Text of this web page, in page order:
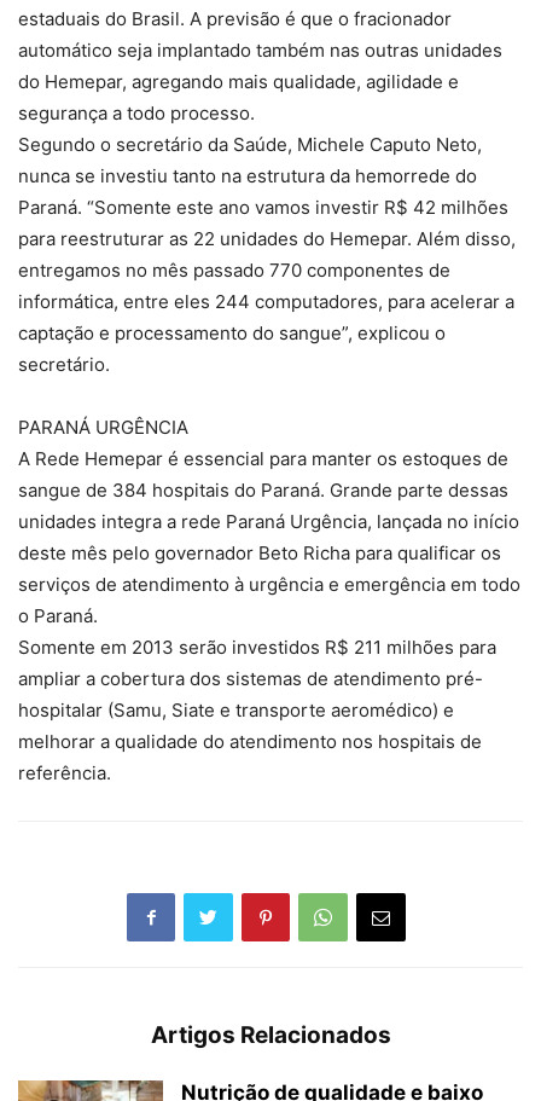
estaduais do Brasil. A previsão é que o fracionador
automático seja implantado também nas outras unidades
do Hemepar, agregando mais qualidade, agilidade e
segurança a todo processo.
Segundo o secretário da Saúde, Michele Caputo Neto,
nunca se investiu tanto na estrutura da hemorrede do
Paraná. “Somente este ano vamos investir R$ 42 milhões
para reestruturar as 22 unidades do Hemepar. Além disso,
entregamos no mês passado 770 componentes de
informática, entre eles 244 computadores, para acelerar a
captação e processamento do sangue”, explicou o
secretário.
PARANÁ URGÊNCIA
A Rede Hemepar é essencial para manter os estoques de
sangue de 384 hospitais do Paraná. Grande parte dessas
unidades integra a rede Paraná Urgência, lançada no início
deste mês pelo governador Beto Richa para qualificar os
serviços de atendimento à urgência e emergência em todo
o Paraná.
Somente em 2013 serão investidos R$ 211 milhões para
ampliar a cobertura dos sistemas de atendimento pré-
hospitalar (Samu, Siate e transporte aeromédico) e
melhorar a qualidade do atendimento nos hospitais de
referência.
Artigos Relacionados
Nutrição de qualidade e baixo